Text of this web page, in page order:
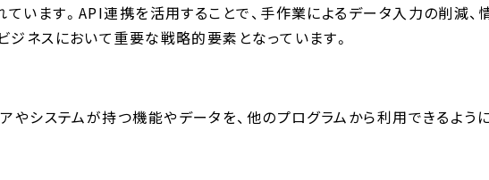
います。API連携を活用することで、手作業によるデータ入力の削減
ジネスにおいて重要な戦略的要素となっています。
テムが持つ機能やデータを、他のプログラムから利用できるように